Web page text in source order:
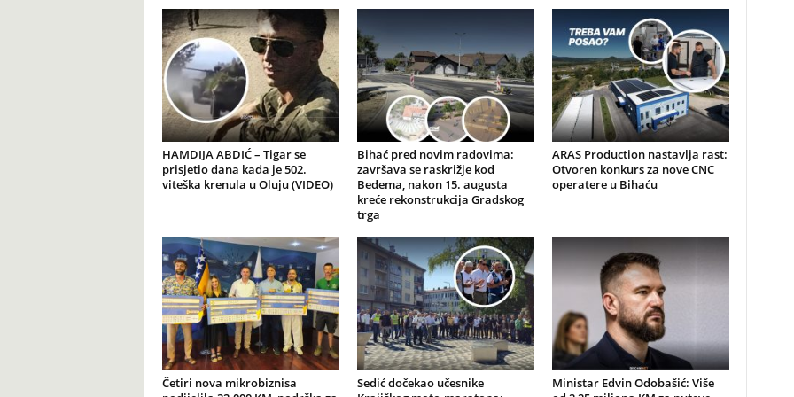
HAMDIJA ABDIĆ – Tigar se
prisjetio dana kada je 502.
viteška krenula u Oluju (VIDEO)
Bihać pred novim radovima:
završava se raskrižje kod
Bedema, nakon 15. augusta
kreće rekonstrukcija Gradskog
trga
ARAS Production nastavlja rast:
Otvoren konkurs za nove CNC
operatere u Bihaću
Četiri nova mikrobiznisa
Sedić dočekao učesnike
Ministar Edvin Odobašić: Više